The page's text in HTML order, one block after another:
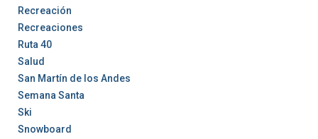
Recreación
Recreaciones
Ruta 40
Salud
San Martín de los Andes
Semana Santa
Ski
Snowboard